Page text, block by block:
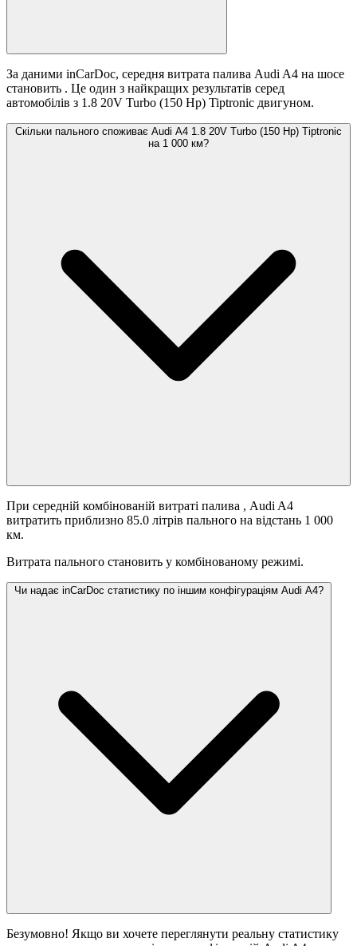
За даними inCarDoc, середня витрата палива Audi A4 на шосе
становить . Це один з найкращих результатів серед
автомобілів з 1.8 20V Turbo (150 Hp) Tiptronic двигуном.
Скільки пального споживає Audi A4 1.8 20V Turbo (150 Hp) Tiptronic
на 1 000 км?
При середній комбінованій витраті палива , Audi A4
витратить приблизно 85.0 літрів пального на відстань 1 000
км.
Витрата пального становить у комбінованому режимі.
Чи надає inCarDoc статистику по іншим конфігураціям Audi A4?
Безумовно! Якщо ви хочете переглянути реальну статистику